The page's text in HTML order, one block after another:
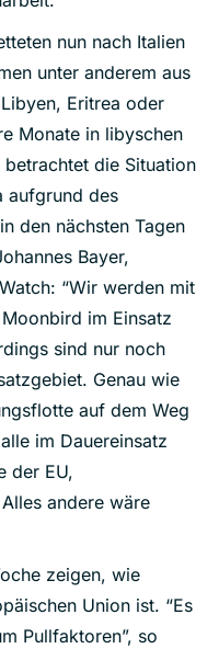
nun nach Italien
unter anderem aus
Eritrea oder
Monate in libyschen
die Situation
aufgrund des
den nächsten Tagen
Bayer,
“Wir werden mit
im Einsatz
sind nur noch
Genau wie
auf dem Weg
im Dauereinsatz
der EU,
andere wäre
zeigen, wie
Union ist. “Es
Pullfaktoren”, so